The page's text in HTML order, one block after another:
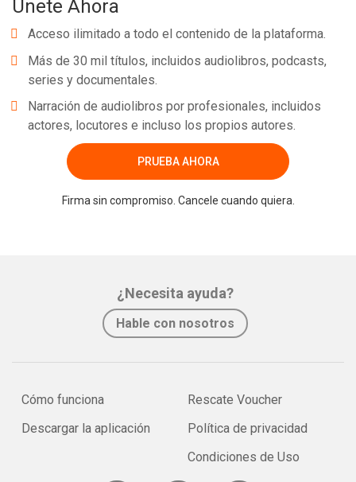
Únete Ahora
Acceso ilimitado a todo el contenido de la plataforma.
Más de 30 mil títulos, incluidos audiolibros, podcasts,
series y documentales.
Narración de audiolibros por profesionales, incluidos
actores, locutores e incluso los propios autores.
PRUEBA AHORA
Firma sin compromiso. Cancele cuando quiera.
¿Necesita ayuda?
Hable con nosotros
Cómo funciona
Descargar la aplicación
Rescate Voucher
Política de privacidad
Condiciones de Uso